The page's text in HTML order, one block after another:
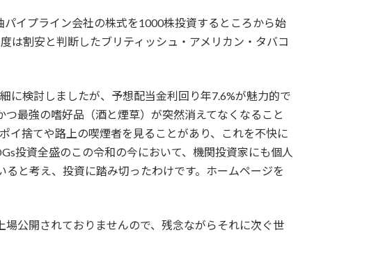
イプライン会社の株式を1000株投資するところから始
は割安と判断したブリティッシュ・アメリカン・タバコ
に検討しましたが、予想配当金利回り年7.6%が魅力的で
最強の嗜好品（酒と煙草）が突然消えてなくなること
イ捨てや路上の喫煙者を見ることがあり、これを不快に
投資全盛のこの令和の今において、機関投資家にも個人
と考え、投資に踏み切ったわけです。ホームページを
公開されておりませんので、残念ながらそれに次ぐ世